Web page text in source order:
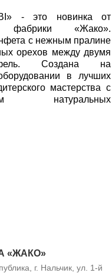
- это новинка от
фабрики «Жако».
с нежным пралине
орехов между двумя
Создана на
в лучших
мастерства с
натуральных
«ЖАКО»
г. Нальчик, ул. 1-й